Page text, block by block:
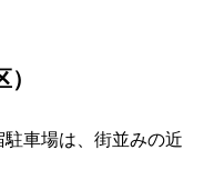
車場は、街並みの近